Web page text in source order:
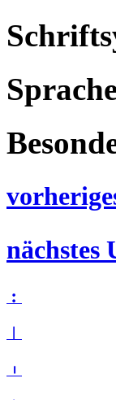
nächstes
︰
︲